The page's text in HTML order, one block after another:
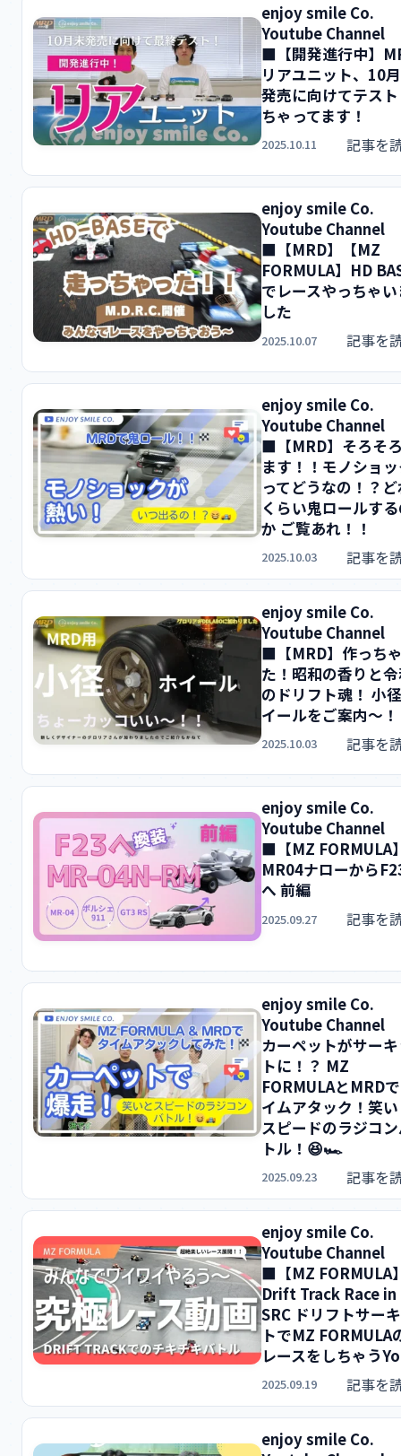
enjoy smile Co.
Youtube Channel
■【開発進行中】
リアユニット、10
発売に向けてテス
ちゃってます！
2025.10.11 記事を
enjoy smile Co.
Youtube Channel
■【MRD】【MZ
FORMULA】HD
でレースやっちゃ
した
2025.10.07 記事を
enjoy smile Co.
Youtube Channel
■【MRD】そろそ
ます！！モノショ
ってどうなの！？
くらい鬼ロールす
か ご覧あれ！！
2025.10.03 記事を
enjoy smile Co.
Youtube Channel
■【MRD】作っち
た！昭和の香りと
のドリフト魂！ 小
イールをご案内～
2025.10.03 記事を
enjoy smile Co.
Youtube Channel
■【MZ FORMULA
MR04ナローから
へ 前編
2025.09.27 記事を
enjoy smile Co.
Youtube
カーペットがサー
トに！？ MZ
FORMULAとMRD
イムアタック！笑
スピードのラジコ
トル！😆🏎️
2025.09.23 記事を
enjoy smile Co.
Youtube Channel
■【MZ FORMULA
Drift Track Race in
SRC ドリフトサー
トでMZ FORMULA
レースをしちゃう
2025.09.19 記事を
enjoy smile Co.